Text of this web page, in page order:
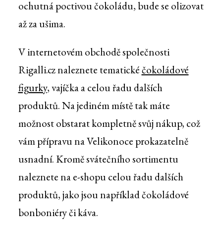
ochutná poctivou čokoládu, bude se olizovat
až za ušima.
V internetovém obchodě společnosti
Rigalli.cz naleznete tematickéčokoládové
figurky, vajíčka a celou řadu dalších
produktů. Na jediném místě tak máte
možnost obstarat kompletně svůj nákup, což
vám přípravu na Velikonoce prokazatelně
usnadní. Kromě svátečního sortimentu
naleznete na e-shopu celou řadu dalších
produktů, jako jsou například čokoládové
bonboniéry či káva.